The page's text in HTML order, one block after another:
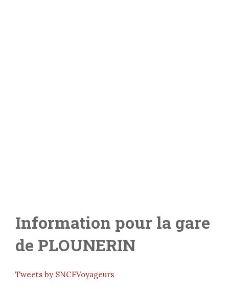
Information pour la gare
de PLOUNERIN
Tweets by SNCFVoyageurs